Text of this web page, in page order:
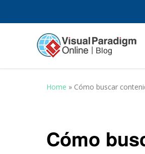
Home » Cómo buscar
Cómo